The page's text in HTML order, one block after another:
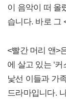
이 음악이 떠 올
습니다. 바로 그
<빨간 머리 앤>
에 살고 있는 ‘
낯선 이들과 가
드라마입니다.